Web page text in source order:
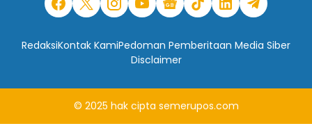
RedaksiKontak KamiPedoman Pemberitaan Media Siber
Disclaimer
© 2025 hak cipta semerupos.com